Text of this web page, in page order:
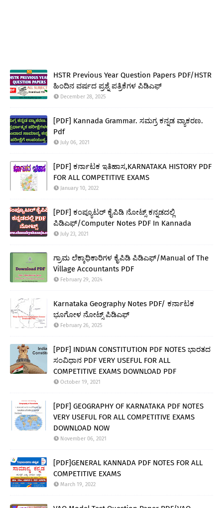
HSTR Previous Year Question Papers PDF/HSTR
ಹಿಂದಿನ ವರ್ಷದ ಪ್ರಶ್ನೆ ಪತ್ರಿಕೆಗಳ ಪಿಡಿಎಫ್
December 28, 2025
[PDF] Kannada Grammar. ಸಮಗ್ರ ಕನ್ನಡ ವ್ಯಾಕರಣ.
Pdf
July 06, 2021
[PDF] ಕರ್ನಾಟಕ ಇತಿಹಾಸ,KARNATAKA HISTORY PDF
FOR ALL COMPETITIVE EXAMS
January 10, 2022
[PDF] ಕಂಪ್ಯೂಟರ್ ಕೈಪಿಡಿ ನೋಟ್ಸ್ ಕನ್ನಡದಲ್ಲಿ
ಪಿಡಿಎಫ್/Computer Notes PDF In Kannada
July 23, 2021
ಗ್ರಾಮ ಲೆಕ್ಕಾಧಿಕಾರಿಗಳ ಕೈಪಿಡಿ ಪಿಡಿಎಫ್/Manual of The
Village Accountants PDF
February 29, 2024
Karnataka Geography Notes PDF/ ಕರ್ನಾಟಕ
ಭೂಗೋಳ ನೋಟ್ಸ್ ಪಿಡಿಎಫ್
February 26, 2025
[PDF] INDIAN CONSTITUTION PDF NOTES ಭಾರತದ
ಸಂವಿಧಾನ PDF VERY USEFUL FOR ALL
COMPETITIVE EXAMS DOWNLOAD PDF
October 19, 2021
[PDF] GEOGRAPHY OF KARNATAKA PDF NOTES
VERY USEFUL FOR ALL COMPETITIVE EXAMS
DOWNLOAD NOW
November 06, 2021
[PDF]GENERAL KANNADA PDF NOTES FOR ALL
COMPETITIVE EXAMS
March 19, 2022